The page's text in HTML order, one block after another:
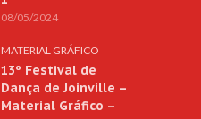
08/05/2024
MATERIAL GRÁFICO
13º Festival de
Dança de Joinville –
Material Gráfico –